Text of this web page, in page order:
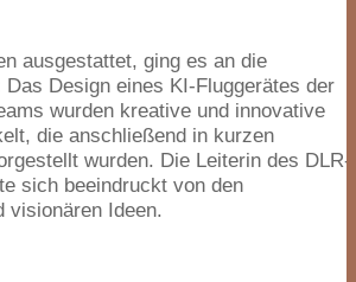
ausgestattet, ging es an die
Das Design eines KI-Fluggerätes der
wurden kreative und innovative
die anschließend in kurzen
wurden. Die Leiterin des DLR-
sich beeindruckt von den
visionären Ideen.